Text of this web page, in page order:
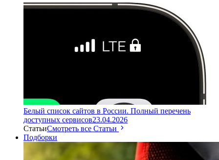
Белый список сайтов в России. Полный перечень
доступных сервисов23.04.2026
СтатьиСмотреть все Статьи
Подборки